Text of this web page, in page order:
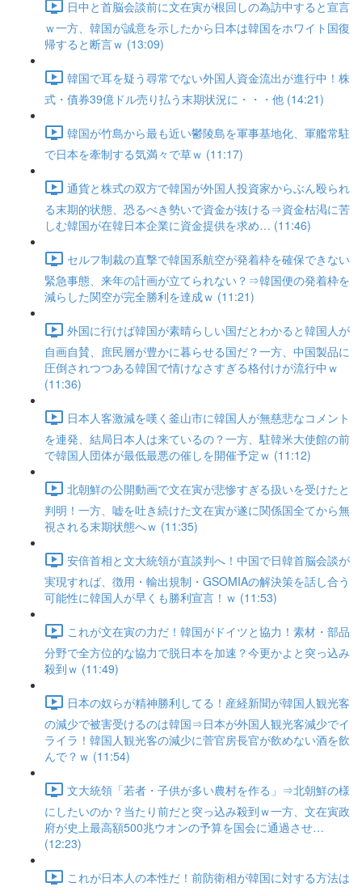
日中と首脳会談前に文在寅が根回しの為訪中すると宣言
ｗ一方、韓国が誠意を示したから日本は韓国をホワイト国復
帰すると断言ｗ (13:09)
韓国で耳を疑う尋常でない外国人資金流出が進行中！株
式・債券39億ドル売り払う末期状況に・・・他 (14:21)
韓国が竹島から最も近い鬱陵島を軍事基地化、軍艦常駐
で日本を牽制する気満々で草ｗ (11:17)
通貨と株式の双方で韓国が外国人投資家からぶん殴られ
る末期的状態、恐るべき勢いで資金が抜ける⇒資金枯渇に苦
しむ韓国が在韓日本企業に資金提供を求め… (11:46)
セルフ制裁の直撃で韓国系航空が発着枠を確保できない
緊急事態、来年の計画が立てられない？⇒韓国便の発着枠を
減らした関空が完全勝利を達成ｗ (11:21)
外国に行けば韓国が素晴らしい国だとわかると韓国人が
自画自賛、庶民層が豊かに暮らせる国だ？一方、中国製品に
圧倒されつつある韓国で情けなさすぎる格付けが流行中ｗ
(11:36)
日本人客激減を嘆く釜山市に韓国人が無慈悲なコメント
を連発、結局日本人は来ているの？一方、駐韓米大使館の前
で韓国人団体が最低最悪の催しを開催予定ｗ (11:12)
北朝鮮の公開動画で文在寅が悲惨すぎる扱いを受けたと
判明！一方、嘘を吐き続けた文在寅が遂に関係国全てから無
視される末期状態へｗ (11:35)
安倍首相と文大統領が直談判へ！中国で日韓首脳会談が
実現すれば、徴用・輸出規制・GSOMIAの解決策を話し合う
可能性に韓国人が早くも勝利宣言！ｗ (11:53)
これが文在寅の力だ！韓国がドイツと協力！素材・部品
分野で全方位的な協力で脱日本を加速？今更かよと突っ込み
殺到ｗ (11:49)
日本の奴らが精神勝利してる！産経新聞が韓国人観光客
の減少で被害受けるのは韓国⇒日本が外国人観光客減少でイ
ライラ！韓国人観光客の減少に菅官房長官が飲めない酒を飲
んで？ｗ (11:54)
文大統領「若者・子供が多い農村を作る」⇒北朝鮮の様
にしたいのか？当たり前だと突っ込み殺到ｗ一方、文在寅政
府が史上最高額500兆ウオンの予算を国会に通過させ…
(12:23)
これが日本人の本性だ！前防衛相が韓国に対する方法は